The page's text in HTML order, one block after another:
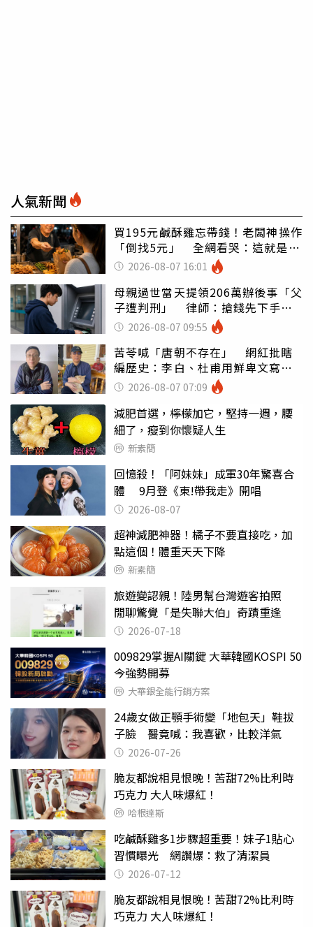
人氣新聞
買195元鹹酥雞忘帶錢！老闆神操作
「倒找5元」 全網看哭：這就是台
灣 2026-08-07 16:01
母親過世當天提領206萬辦後事「父
子遭判刑」 律師：搶錢先下手是
罪 2026-08-07 09:55
苦苓喊「唐朝不存在」 網紅批瞎
編歷史：李白、杜甫用鮮卑文寫
詩？2026-08-07 07:09
減肥首選，檸檬加它，堅持一週，腰
細了，瘦到你懷疑人生
新素簡
回憶殺！「阿妹妹」成軍30年驚喜合
體 9月登《東!帶我走》開唱
2026-08-07
超神減肥神器！橘子不要直接吃，加
點這個！體重天天下降
新素簡
旅遊變認親！陸男幫台灣遊客拍照
閒聊驚覺「是失聯大伯」奇蹟重逢
2026-07-18
009829掌握AI關鍵 大華韓國KOSPI 50
今強勢開募
大華銀全能行銷方案
24歲女做正顎手術變「地包天」鞋拔
子臉 醫竟喊：我喜歡，比較洋氣
2026-07-26
脆友都說相見恨晚！苦甜72%比利時
巧克力 大人味爆紅！
哈根達斯
吃鹹酥雞多1步驟超重要！妹子1貼心
習慣曝光 網讚爆：救了清潔員
2026-07-12
脆友都說相見恨晚！苦甜72%比利時
巧克力 大人味爆紅！